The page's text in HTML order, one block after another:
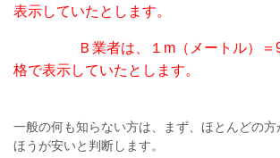
表示していたとします。
Ｂ業者は、１m（メートル）＝
格で表示していたとします。
一般の何も知らない方は、まず、ほとんどの
ほうが安いと判断します。